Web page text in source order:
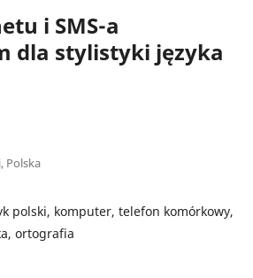
i SMS-a
dla stylistyki języka
Polska
polski, komputer, telefon komórkowy,
ortografia